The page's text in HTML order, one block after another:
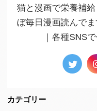
猫と漫画で栄養補
ぼ毎日漫画読んで
｜各種SNS
カテゴリー